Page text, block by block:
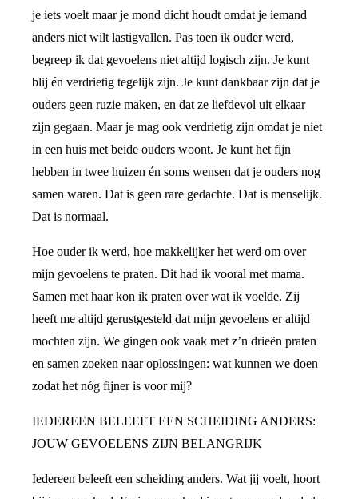
je iets voelt maar je mond dicht houdt omdat je iemand
anders niet wilt lastigvallen. Pas toen ik ouder werd,
begreep ik dat gevoelens niet altijd logisch zijn. Je kunt
blij én verdrietig tegelijk zijn. Je kunt dankbaar zijn dat je
ouders geen ruzie maken, en dat ze liefdevol uit elkaar
zijn gegaan. Maar je mag ook verdrietig zijn omdat je niet
in een huis met beide ouders woont. Je kunt het fijn
hebben in twee huizen én soms wensen dat je ouders nog
samen waren. Dat is geen rare gedachte. Dat is menselijk.
Dat is normaal.
Hoe ouder ik werd, hoe makkelijker het werd om over
mijn gevoelens te praten. Dit had ik vooral met mama.
Samen met haar kon ik praten over wat ik voelde. Zij
heeft me altijd gerustgesteld dat mijn gevoelens er altijd
mochten zijn. We gingen ook vaak met z’n drieën praten
en samen zoeken naar oplossingen: wat kunnen we doen
zodat het nóg fijner is voor mij?
IEDEREEN BELEEFT EEN SCHEIDING ANDERS:
JOUW GEVOELENS ZIJN BELANGRIJK
Iedereen beleeft een scheiding anders. Wat jij voelt, hoort